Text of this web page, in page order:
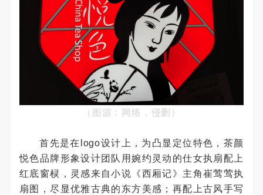
（图源：网络，侵删）
首先是在logo设计上，为凸显定位特色，茶颜
悦色品牌形象设计团队用婉约灵动的仕女执扇配上
红底窗棂，灵感来自小说《西厢记》主角崔莺莺执
扇图，尽显优雅古典的东方美感；再配上古风手写